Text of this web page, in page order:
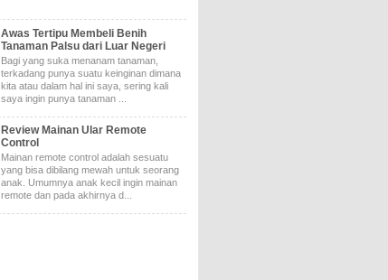
Awas Tertipu Membeli Benih
Tanaman Palsu dari Luar Negeri
Bagi yang suka menanam tanaman,
terkadang punya suatu keinginan dimana
kita atau dalam hal ini saya, sering kali
saya ingin punya tanaman ...
Review Mainan Ular Remote
Control
Mainan remote control adalah sesuatu
yang bisa dibilang mewah untuk seorang
anak. Umumnya anak kecil ingin mainan
remote dan pada akhirnya d...